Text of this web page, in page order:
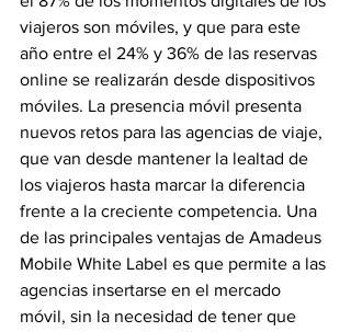
viajeros son móviles, y que para este
año entre el 24% y 36% de las reservas
online se realizarán desde dispositivos
móviles. La presencia móvil presenta
nuevos retos para las agencias de viaje,
que van desde mantener la lealtad de
los viajeros hasta marcar la diferencia
frente a la creciente competencia. Una
de las principales ventajas de Amadeus
Mobile White Label es que permite a las
agencias insertarse en el mercado
móvil, sin la necesidad de tener que